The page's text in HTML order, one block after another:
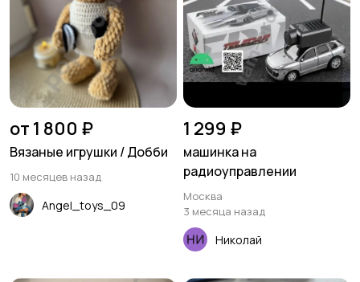
от 1 800 ₽
Вязаные игрушки / Добби
10 месяцев назад
Angel_toys_09
1 299 ₽
машинка на
радиоуправлении
Москва
3 месяца назад
Николай